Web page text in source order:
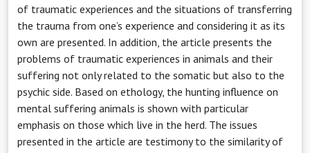
of traumatic experiences and the situations of transferring
the trauma from one’s experience and considering it as its
own are presented. In addition, the article presents the
problems of traumatic experiences in animals and their
suffering not only related to the somatic but also to the
psychic side. Based on ethology, the hunting influence on
mental suffering animals is shown with particular
emphasis on those which live in the herd. The issues
presented in the article are testimony to the similarity of